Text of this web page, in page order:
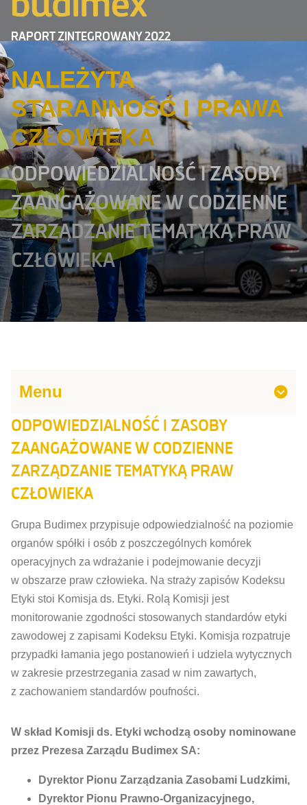
RAPORT ZINTEGROWANY 2022
ODPOWIEDZIALNOŚĆ I ZASOBY
ZAANGAŻOWANE W CODZIENNE
ZARZĄDZANIE TEMATYKĄ PRAW
CZŁOWIEKA
NALEŻYTA
STARANNOŚĆ I PRAWA
CZŁOWIEKA
Menu
ODPOWIEDZIALNOŚĆ I ZASOBY
ZAANGAŻOWANE W CODZIENNE
ZARZĄDZANIE TEMATYKĄ PRAW
CZŁOWIEKA
Grupa Budimex przypisuje odpowiedzialność na poziomie
organów spółki i osób z poszczególnych komórek
operacyjnych za wdrażanie i podejmowanie decyzji
w obszarze praw człowieka. Na straży zapisów Kodeksu
Etyki stoi Komisja ds. Etyki. Rolą Komisji jest
monitorowanie zgodności stosowanych standardów etyki
zawodowej z zapisami Kodeksu Etyki. Komisja rozpatruje
przypadki łamania jego postanowień i udziela wytycznych
w zakresie przestrzegania zasad w nim zawartych,
z zachowaniem standardów poufności.
W skład Komisji ds. Etyki wchodzą osoby nominowane
przez Prezesa Zarządu Budimex SA:
Dyrektor Pionu Zarządzania Zasobami Ludzkimi,
Dyrektor Pionu Prawno-Organizacyjnego,